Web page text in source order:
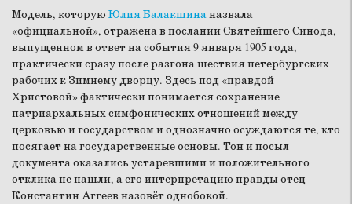
Модель, которую Юлия Балакшинаназвала
«официальной», отражена в послании Святейшего Синода,
выпущенном в ответ на события 9 января 1905 года,
практически сразу после разгона шествия петербургских
рабочих к Зимнему дворцу. Здесь под «правдой
Христовой» фактически понимается сохранение
патриархальных симфонических отношений между
церковью и государством и однозначно осуждаются те, кто
посягает на государственные основы. Тон и посыл
документа оказались устаревшими и положительного
отклика не нашли, а его интерпретацию правды отец
Константин Аггеев назовёт однобокой.